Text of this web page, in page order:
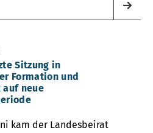
Sitzung in
Formation und
auf neue
kam der Landesbeirat